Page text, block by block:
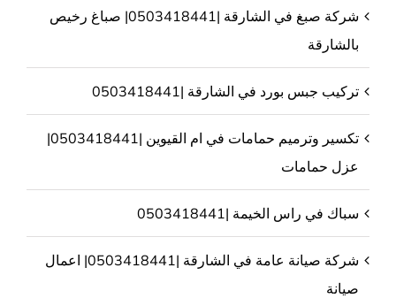
شركة صبغ في الشارقة |0503418441| صباغ رخيص
بالشارقة
تركيب جبس بورد في الشارقة |0503418441
تكسير وترميم حمامات في ام القيوين |0503418441|
عزل حمامات
سباك في راس الخيمة |0503418441
شركة صيانة عامة في الشارقة |0503418441| اعمال
صيانة